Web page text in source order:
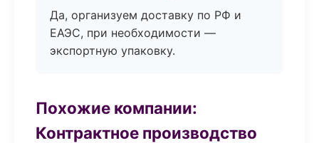
Да, организуем доставку по РФ и
ЕАЭС, при необходимости —
экспортную упаковку.
Похожие компании:
Контрактное производство